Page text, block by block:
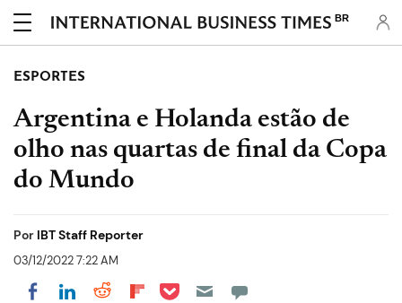
BR
ESPORTES
Argentina e Holanda estão de
olho nas quartas de final da Copa
do Mundo
Por IBT Staff Reporter
03/12/2022 7:22 AM
Share on Facebook
Share on LinkedIn
Share on Reddit
Share on Flipboard
Share on Pocket